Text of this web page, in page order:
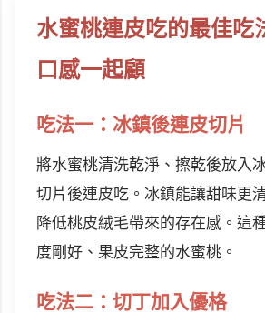
水蜜桃連皮吃的最佳吃
口感一起顧
吃法一：冰鎮後連皮切片
將水蜜桃清洗乾淨、擦乾後放入
切片後連皮吃。冰鎮能讓甜味更
降低桃皮絨毛帶來的存在感。這
度剛好、果皮完整的水蜜桃。
吃法二：切丁加入優格